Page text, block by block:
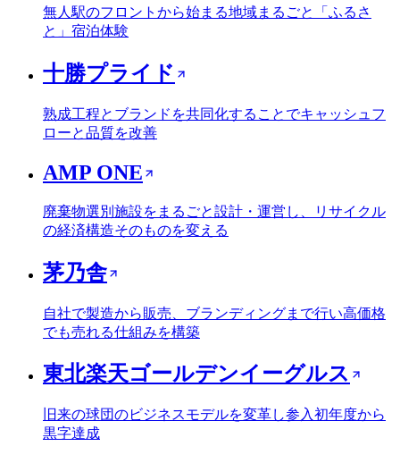
無人駅のフロントから始まる地域まるごと「ふるさ
と」宿泊体験
十勝プライド
熟成工程とブランドを共同化することでキャッシュフ
ローと品質を改善
AMP ONE
廃棄物選別施設をまるごと設計・運営し、リサイクル
の経済構造そのものを変える
茅乃舎
自社で製造から販売、ブランディングまで行い高価格
でも売れる仕組みを構築
東北楽天ゴールデンイーグルス
旧来の球団のビジネスモデルを変革し参入初年度から
黒字達成